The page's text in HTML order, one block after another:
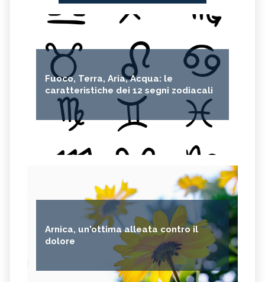
Fuoco, Terra, Aria, Acqua: le
caratteristiche dei 12 segni zodiacali
Arnica, un'ottima alleata contro il
dolore